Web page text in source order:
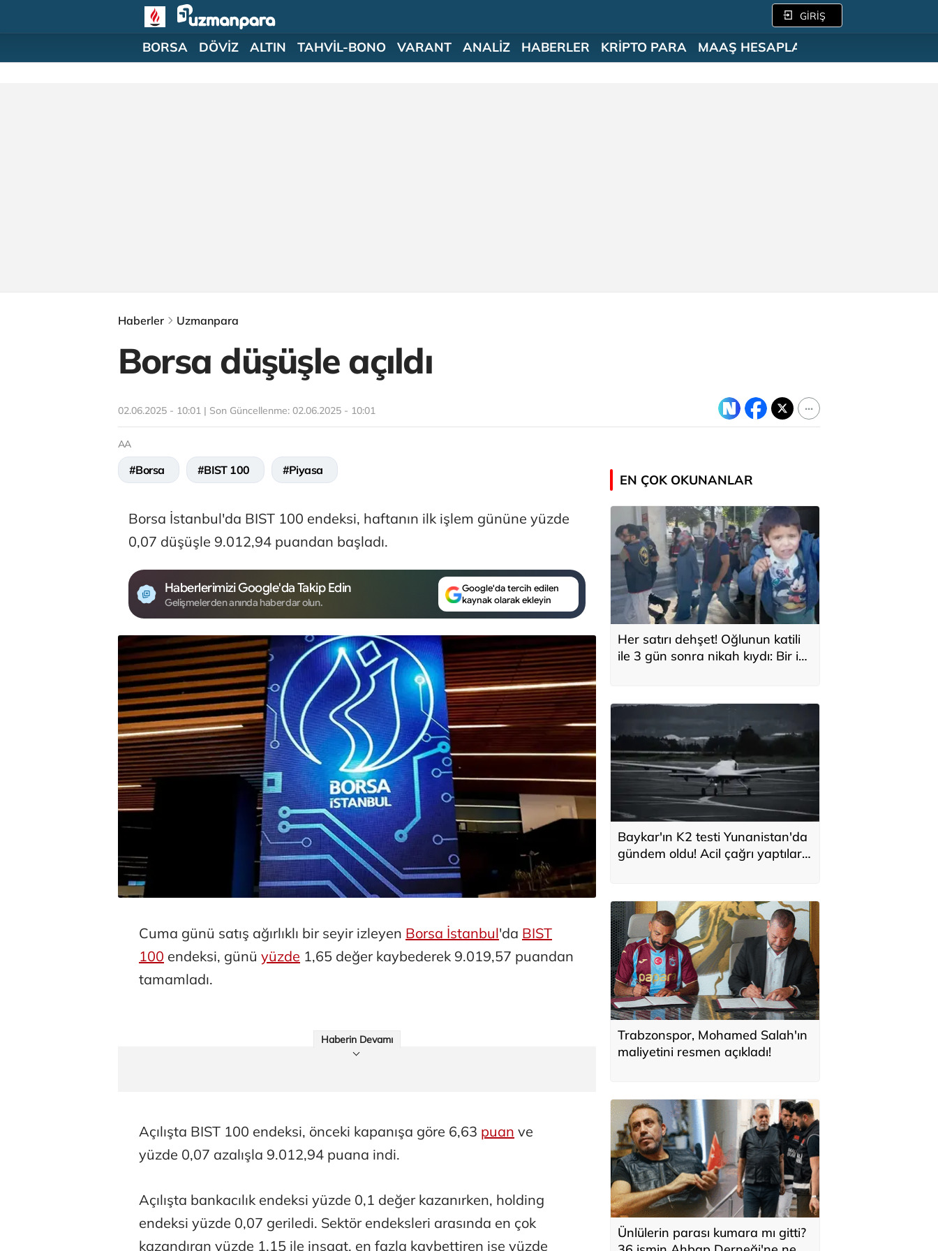
GİRİŞ
BORSA DÖVİZ ALTIN TAHVİL-BONO VARANT ANALİZ HABERLER KRİPTO PARA MAAŞ HESAPLAMA
Haberler Uzmanpara
Borsa düşüşle açıldı
02.06.2025 - 10:01 | Son Güncellenme: 02.06.2025 - 10:01
AA
#Borsa #BIST 100 #Piyasa
Borsa İstanbul'da BIST 100 endeksi, haftanın ilk işlem gününe yüzde
0,07 düşüşle 9.012,94 puandan başladı.
Haberlerimizi Google'da Takip Edin
Gelişmelerden anında haberdar olun.
Google'da tercih edilen
kaynak olarak ekleyin
Cuma günü satış ağırlıklı bir seyir izleyen Borsa İstanbul'da BIST
100 endeksi, günü yüzde 1,65 değer kaybederek 9.019,57 puandan
tamamladı.
Haberin Devamı
Açılışta BIST 100 endeksi, önceki kapanışa göre 6,63 puan ve
yüzde 0,07 azalışla 9.012,94 puana indi.
Açılışta bankacılık endeksi yüzde 0,1 değer kazanırken, holding
endeksi yüzde 0,07 geriledi. Sektör endeksleri arasında en çok
kazandıran yüzde 1,15 ile inşaat, en fazla kaybettiren ise yüzde
EN ÇOK OKUNANLAR
Her satırı dehşet! Oğlunun katili
ile 3 gün sonra nikah kıydı: Bir iki
Baykar'ın K2 testi Yunanistan'da
gündem oldu! Acil çağrı yaptılar...
Trabzonspor, Mohamed Salah'ın
maliyetini resmen açıkladı!
Ünlülerin parası kumara mı gitti?